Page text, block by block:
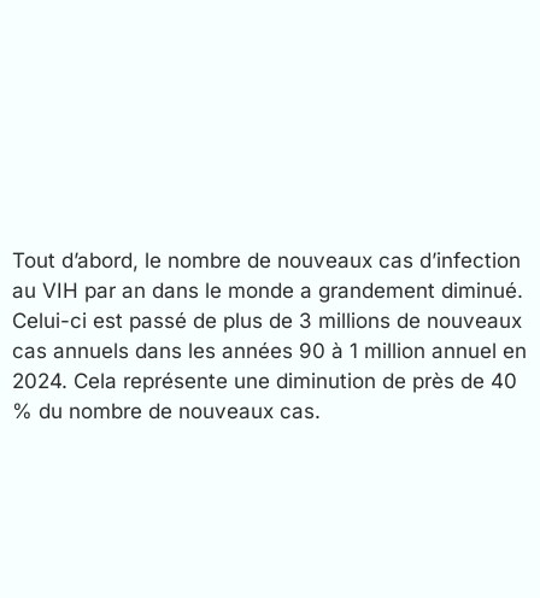
Tout d’abord, le nombre de nouveaux cas d’infection
au VIH par an dans le monde a grandement diminué.
Celui-ci est passé de plus de 3 millions de nouveaux
cas annuels dans les années 90 à 1 million annuel en
2024. Cela représente une diminution de près de 40
% du nombre de nouveaux cas.